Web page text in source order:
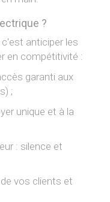
?
anticiper les
en compétitivité :
garanti aux
;
unique et à la
: silence et
vos clients et